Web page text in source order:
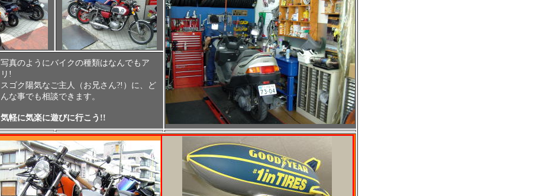
写真のようにバイクの種類はなんでもア
リ!
スゴク陽気なご主人（お兄さん?!）に、ど
んな事でも相談できます。
気軽に気楽に遊びに行こう!!